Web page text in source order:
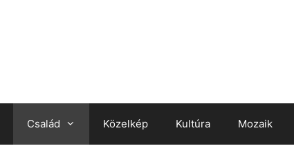
Család Közelkép Kultúra Mozaik